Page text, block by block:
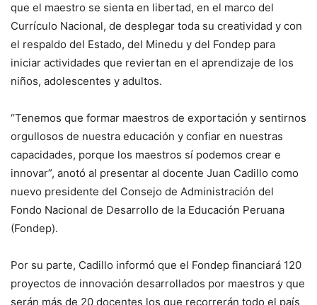
que el maestro se sienta en libertad, en el marco del
Currículo Nacional, de desplegar toda su creatividad y con
el respaldo del Estado, del Minedu y del Fondep para
iniciar actividades que reviertan en el aprendizaje de los
niños, adolescentes y adultos.
“Tenemos que formar maestros de exportación y sentirnos
orgullosos de nuestra educación y confiar en nuestras
capacidades, porque los maestros sí podemos crear e
innovar”, anotó al presentar al docente Juan Cadillo como
nuevo presidente del Consejo de Administración del
Fondo Nacional de Desarrollo de la Educación Peruana
(Fondep).
Por su parte, Cadillo informó que el Fondep financiará 120
proyectos de innovación desarrollados por maestros y que
serán más de 20 docentes los que recorrerán todo el país